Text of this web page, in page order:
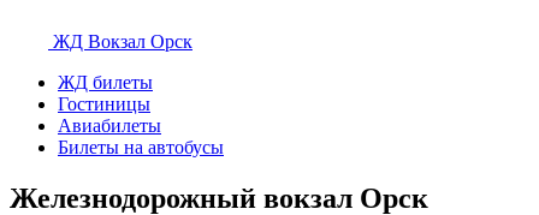
ЖД Вокзал Орск
ЖД билеты
Гостиницы
Авиабилеты
Билеты на автобусы
Железнодорожный вокзал Орск